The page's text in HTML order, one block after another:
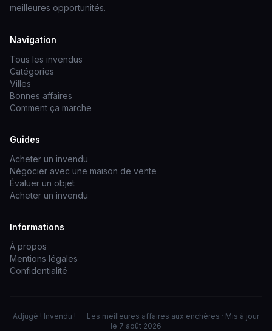
meilleures opportunités.
Navigation
Tous les invendus
Catégories
Villes
Bonnes affaires
Comment ça marche
Guides
Acheter un invendu
Négocier avec une maison de vente
Évaluer un objet
Acheter un invendu
Informations
À propos
Mentions légales
Confidentialité
Adjugé ! Invendu ! — Les meilleures affaires aux enchères · Mis à jour
le 7 août 2026